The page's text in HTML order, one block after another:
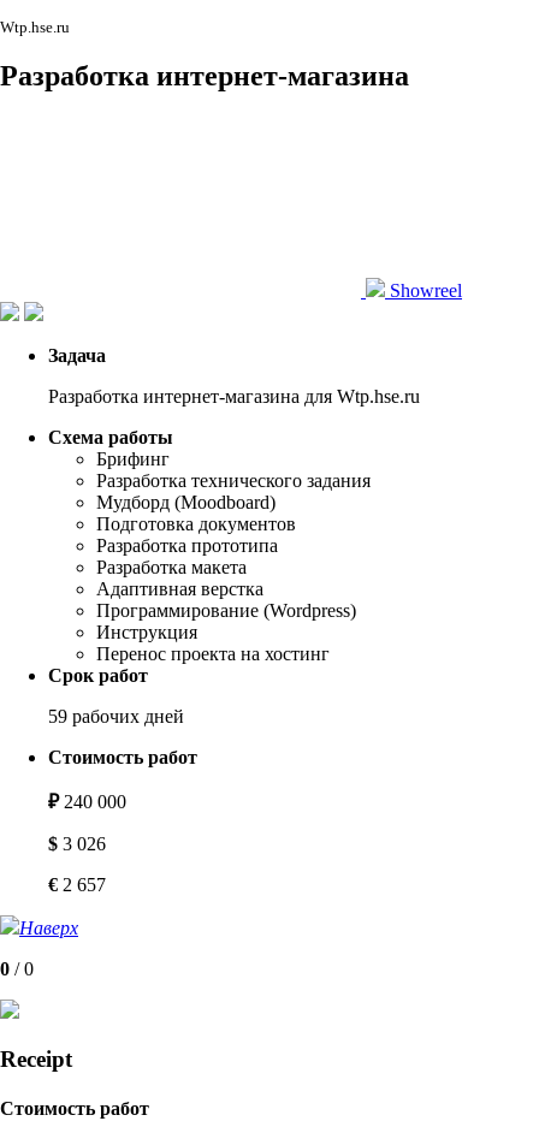
Wtp.hse.ru
Разработка интернет-магазина
Showreel
Задача
Разработка интернет-магазина для Wtp.hse.ru
Схема работы
Брифинг
Разработка технического задания
Мудборд (Moodboard)
Подготовка документов
Разработка прототипа
Разработка макета
Адаптивная верстка
Программирование (Wordpress)
Инструкция
Перенос проекта на хостинг
Срок работ
59 рабочих дней
Стоимость работ
₽240 000
$ 3 026
€ 2 657
Наверх
0 /0
Receipt
Стоимость работ